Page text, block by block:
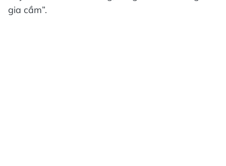
gia cầm”.